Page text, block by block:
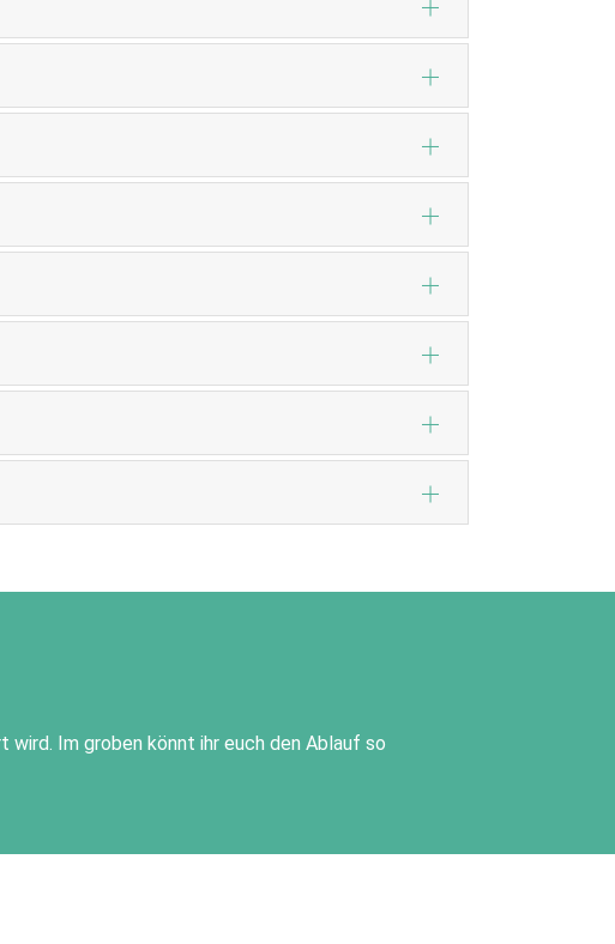
Im groben könnt ihr euch den Ablauf so